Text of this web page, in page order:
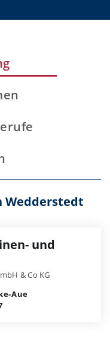
Wedderstedt
und
& Co KG
Aue